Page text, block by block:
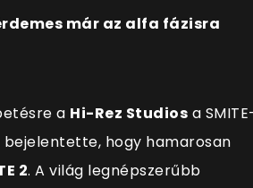
már az alfa fázisra
a Hi-Rez Studios a
hogy hamarosan
2. A világ legnépszerűbb